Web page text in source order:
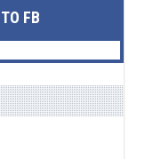
FB